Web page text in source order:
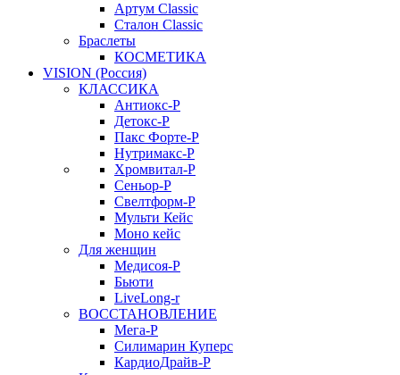
Артум Classic
Сталон Classic
Браслеты
КОСМЕТИКА
VISION (Россия)
КЛАССИКА
Антиокс-Р
Детокс-Р
Пакс Форте-Р
Нутримакс-Р
Хромвитал-Р
Сеньор-Р
Свелтформ-Р
Мульти Кейс
Моно кейс
Для женщин
Медисоя-Р
Бьюти
LiveLong-r
ВОССТАНОВЛЕНИЕ
Мега-Р
Силимарин Куперс
КардиоДрайв-Р